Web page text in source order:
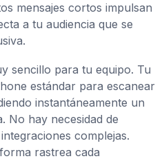
mensajes cortos impulsan
a tu audiencia que se
sencillo para tu equipo. Tu
estándar para escanear
instantáneamente un
No hay necesidad de
complejas.
rastrea cada